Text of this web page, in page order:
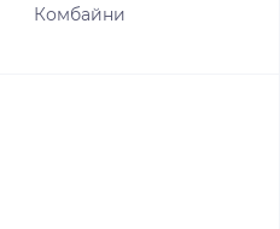
Комбайни